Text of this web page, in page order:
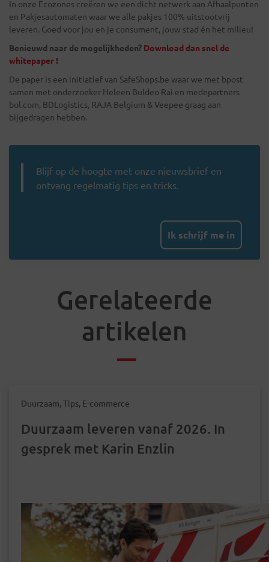
In onze Ecozones creëren we een dicht netwerk aan Afhaalpunten
en Pakjesautomaten waar we alle pakjes 100% uitstootvrij
leveren. Goed voor jou en je consument, jouw stad én het milieu!
Benieuwd naar de mogelijkheden? Download dan snel de
whitepaper !
De paper is een initiatief van SafeShops.be waar we met bpost
samen met onderzoeker Heleen Buldeo Rai en medepartners
bol.com, BDLogistics, RAJA Belgium & Veepee graag aan
bijgedragen hebben.
Blijf op de hoogte met onze nieuwsbrief en
ontvang regelmatig tips en tricks.
Ik schrijf me in
Gerelateerde
artikelen
Duurzaam, Tips, E-commerce
Duurzaam leveren vanaf 2026. In
gesprek met Karin Enzlin